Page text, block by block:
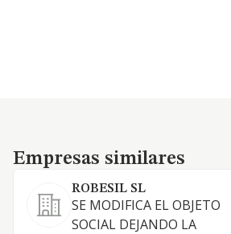
Empresas similares
Empresas similares
ROBESIL SL
SE MODIFICA EL OBJETO
SOCIAL DEJANDO LA